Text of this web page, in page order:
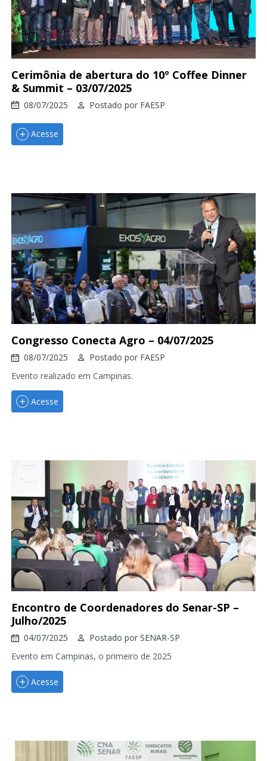
Cerimônia de abertura do 10º Coffee Dinner
& Summit – 03/07/2025
08/07/2025 Postado por FAESP
Acesse
Congresso Conecta Agro – 04/07/2025
08/07/2025 Postado por FAESP
Evento realizado em Campinas.
Acesse
Encontro de Coordenadores do Senar-SP –
Julho/2025
04/07/2025 Postado por SENAR-SP
Evento em Campinas, o primeiro de 2025
Acesse